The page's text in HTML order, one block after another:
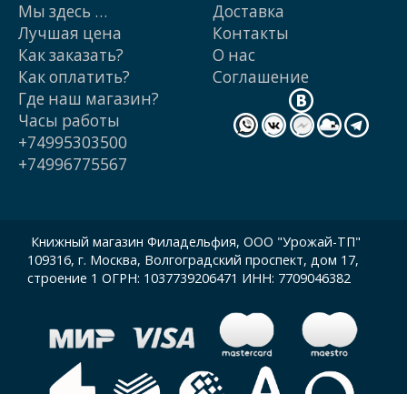
Мы здесь …
Лучшая цена
Как заказать?
Как оплатить?
Доставка
Контакты
О нас
Cоглашение
Где наш магазин?
Часы работы
+74995303500
+74996775567
Книжный магазин Филадельфия, ООО "Урожай-ТП"
109316, г. Москва, Волгоградский проспект, дом 17,
строение 1 ОГРН: 1037739206471 ИНН: 7709046382